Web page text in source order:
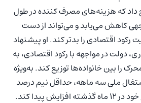
داد که هزینه‌های مصرف کننده در طول
کاهش می‌یابد و می‌تواند از دست
اقتصادی را بدتر کند. او پیشنهاد
دولت در مواجهه با رکود اقتصادی، به
را بین خانواده‌ها توزیع کند. به‌ویژه
ملی سه ماهه، حداقل نیم درصد
پیدا کند.